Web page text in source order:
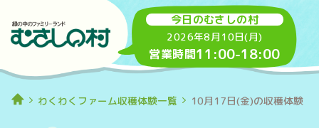
今日のむさしの村
2026年8月10日(月)
営業時間11:00-18:00
わくわくファーム収穫体験一覧 10月17日(金)の収穫体験